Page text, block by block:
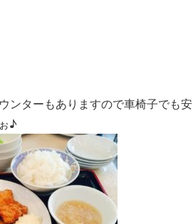
ンターもありますので車椅子でも安
♪